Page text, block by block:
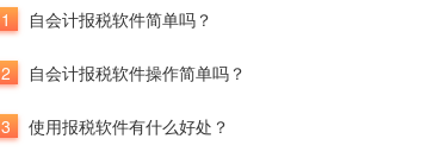
1 自会计报税软件简单吗？
2 自会计报税软件操作简单吗？
3 使用报税软件有什么好处？